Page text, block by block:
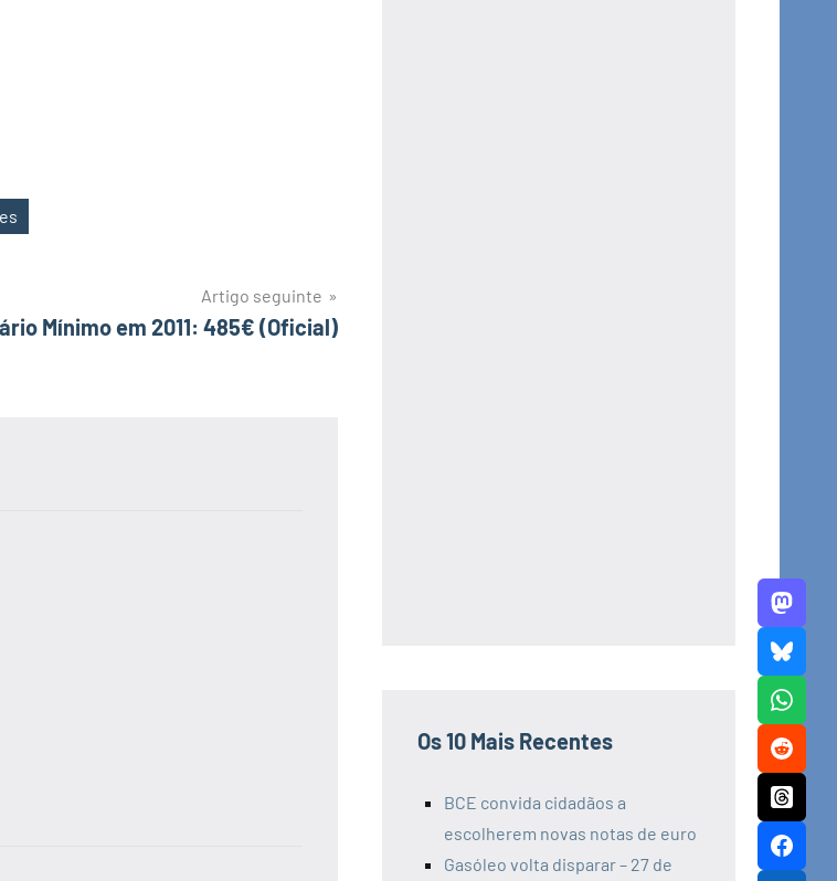
Artigo seguinte
Mínimo em 2011: 485€ (Oficial)
Os 10 Mais Recentes
BCE convida cidadãos a
escolherem novas notas de euro
Gasóleo volta disparar – 27 de